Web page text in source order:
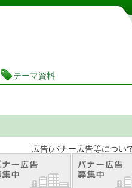
ステム
テーマ資料
ついては、千葉市が